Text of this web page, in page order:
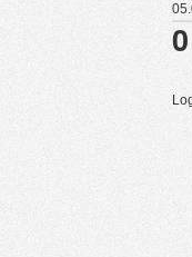
0